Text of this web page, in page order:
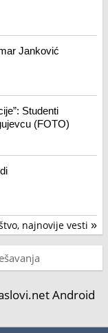
Janković
Studenti
(FOTO)
najnovije vesti »
Android